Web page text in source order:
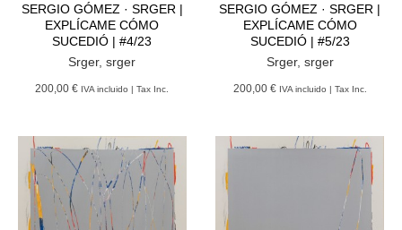
SERGIO GÓMEZ · SRGER |
EXPLÍCAME CÓMO
SUCEDIÓ | #4/23
Srger,srger
200,00 € IVA incluido | Tax Inc.
SERGIO GÓMEZ · SRGER |
EXPLÍCAME CÓMO
SUCEDIÓ | #5/23
Srger, srger
200,00 € IVA incluido | Tax Inc.